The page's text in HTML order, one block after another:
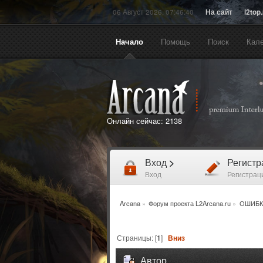
06 Август 2026, 07:46:40 На сайт
Начало Помощь Поиск
Онлайн сейчас: 2138
Вход >
Вход
Arcana» Форум проекта L2Arcana.ru »
Страницы: [1]Вниз
Автор